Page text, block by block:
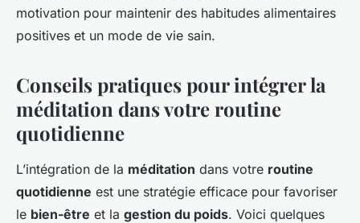
motivation pour maintenir des habitudes alimentaires
positives et un mode de vie sain.
Conseils pratiques pour intégrer la
méditation dans votre routine
quotidienne
L’intégration de la méditation dans votre routine
quotidienne est une stratégie efficace pour favoriser
le bien-être et la gestion du poids. Voici quelques